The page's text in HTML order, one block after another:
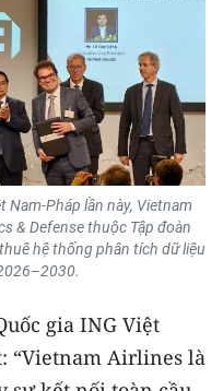
Nam-Pháp lần này, Vietnam
& Defense thuộc Tập đoàn
hệ thống phân tích dữ liệu
gia ING Việt
“Vietnam Airlines là